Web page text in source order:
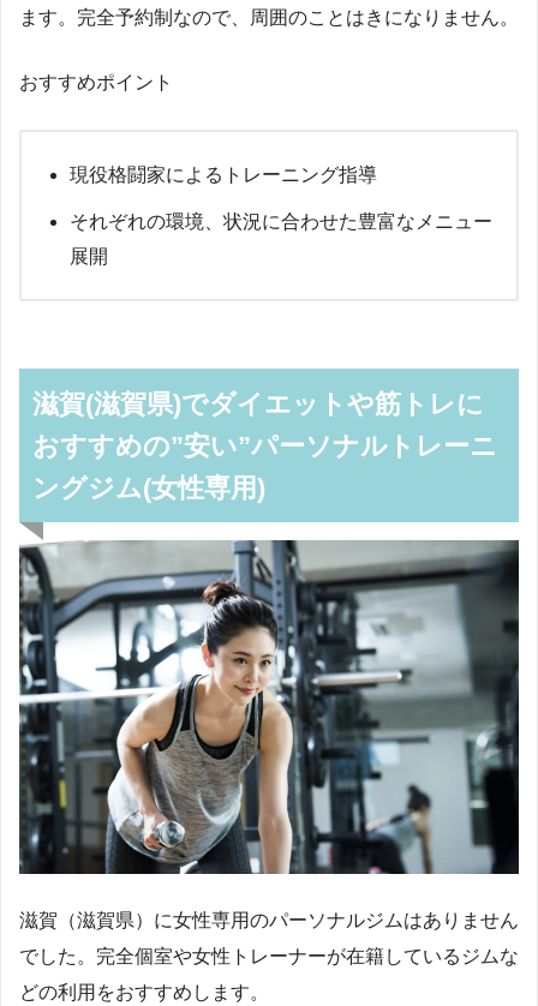
ます。完全予約制なので、周囲のことはきになりません。
おすすめポイント
現役格闘家によるトレーニング指導
それぞれの環境、状況に合わせた豊富なメニュー
展開
滋賀(滋賀県)でダイエットや筋トレに
おすすめの”安い”パーソナルトレーニ
ングジム(女性専用)
滋賀（滋賀県）に女性専用のパーソナルジムはありません
でした。完全個室や女性トレーナーが在籍しているジムな
どの利用をおすすめします。